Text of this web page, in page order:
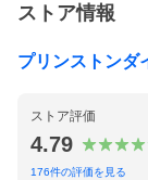
ストア情報
プリンストンダ
ストア評価
4.79
176件の評価を見る